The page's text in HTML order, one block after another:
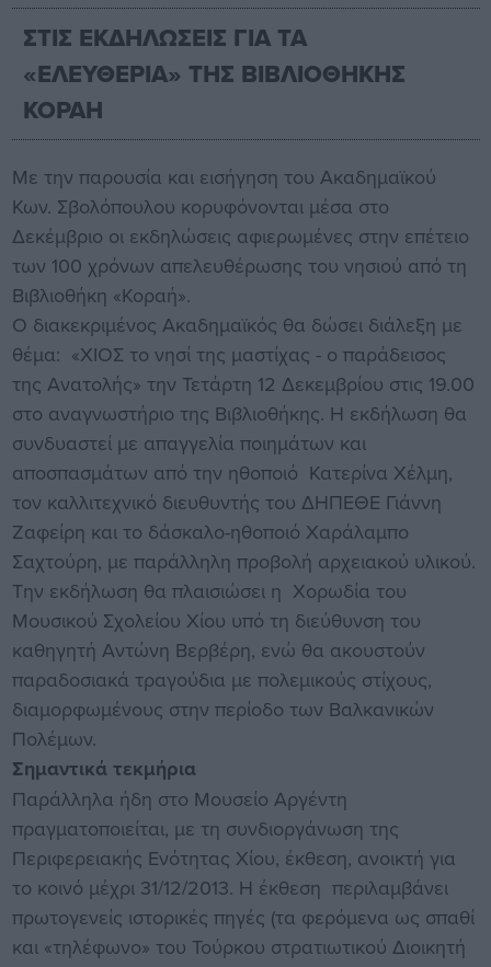
ΣΤΙΣ ΕΚΔΗΛΩΣΕΙΣ ΓΙΑ ΤΑ
«ΕΛΕΥΘΕΡΙΑ» ΤΗΣ ΒΙΒΛΙΟΘΗΚΗΣ
ΚΟΡΑΗ
Με την παρουσία και εισήγηση του Ακαδημαϊκού
Κων. Σβολόπουλου κορυφόνονται μέσα στο
Δεκέμβριο οι εκδηλώσεις αφιερωμένες στην επέτειο
των 100 χρόνων απελευθέρωσης του νησιού από τη
Βιβλιοθήκη «Κοραή».
Ο διακεκριμένος Ακαδημαϊκός θα δώσει διάλεξη με
θέμα: «ΧΙΟΣ το νησί της μαστίχας - ο παράδεισος
της Ανατολής» την Τετάρτη 12 Δεκεμβρίου στις 19.00
στο αναγνωστήριο της Βιβλιοθήκης. Η εκδήλωση θα
συνδυαστεί με απαγγελία ποιημάτων και
αποσπασμάτων από την ηθοποιό Κατερίνα Χέλμη,
τον καλλιτεχνικό διευθυντής του ΔΗΠΕΘΕ Γιάννη
Ζαφείρη και το δάσκαλο-ηθοποιό Χαράλαμπο
Σαχτούρη, με παράλληλη προβολή αρχειακού υλικού.
Την εκδήλωση θα πλαισιώσει η Χορωδία του
Μουσικού Σχολείου Χίου υπό τη διεύθυνση του
καθηγητή Αντώνη Βερβέρη, ενώ θα ακουστούν
παραδοσιακά τραγούδια με πολεμικούς στίχους,
διαμορφωμένους στην περίοδο των Βαλκανικών
Πολέμων.
Σημαντικά τεκμήρια
Παράλληλα ήδη στο Μουσείο Αργέντη
πραγματοποιείται, με τη συνδιοργάνωση της
Περιφερειακής Ενότητας Χίου, έκθεση, ανοικτή για
το κοινό μέχρι 31/12/2013. Η έκθεση περιλαμβάνει
πρωτογενείς ιστορικές πηγές (τα φερόμενα ως σπαθί
και «τηλέφωνο» του Τούρκου στρατιωτικού Διοικητή